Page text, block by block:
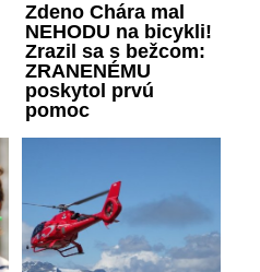
Zdeno Chára mal
NEHODU na bicykli!
Zrazil sa s bežcom:
ZRANENÉMU
poskytol prvú
pomoc